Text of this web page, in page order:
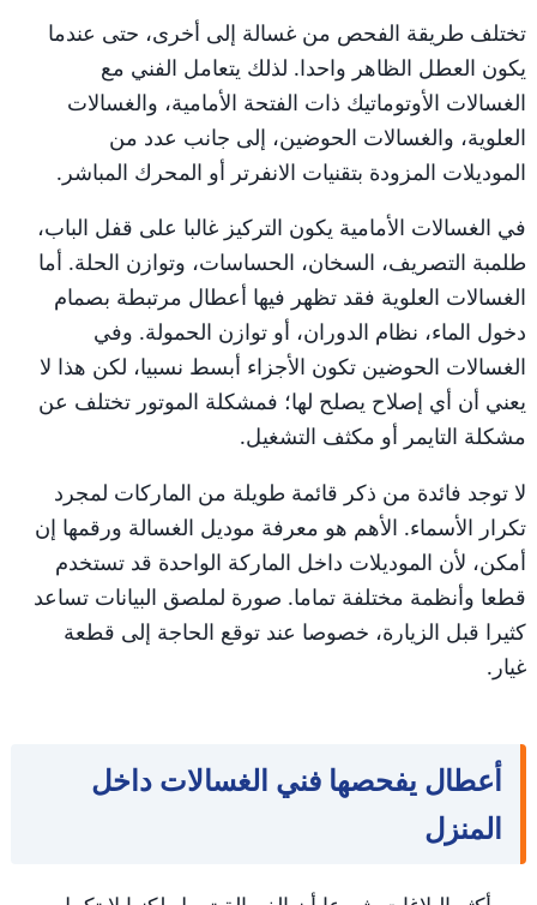
تختلف طريقة الفحص من غسالة إلى أخرى، حتى عندما
يكون العطل الظاهر واحدا. لذلك يتعامل الفني مع
الغسالات الأوتوماتيك ذات الفتحة الأمامية، والغسالات
العلوية، والغسالات الحوضين، إلى جانب عدد من
الموديلات المزودة بتقنيات الانفرتر أو المحرك المباشر.
في الغسالات الأمامية يكون التركيز غالبا على قفل الباب،
طلمبة التصريف، السخان، الحساسات، وتوازن الحلة. أما
الغسالات العلوية فقد تظهر فيها أعطال مرتبطة بصمام
دخول الماء، نظام الدوران، أو توازن الحمولة. وفي
الغسالات الحوضين تكون الأجزاء أبسط نسبيا، لكن هذا لا
يعني أن أي إصلاح يصلح لها؛ فمشكلة الموتور تختلف عن
مشكلة التايمر أو مكثف التشغيل.
لا توجد فائدة من ذكر قائمة طويلة من الماركات لمجرد
تكرار الأسماء. الأهم هو معرفة موديل الغسالة ورقمها إن
أمكن، لأن الموديلات داخل الماركة الواحدة قد تستخدم
قطعا وأنظمة مختلفة تماما. صورة لملصق البيانات تساعد
كثيرا قبل الزيارة، خصوصا عند توقع الحاجة إلى قطعة
غيار.
أعطال يفحصها فني الغسالات داخل
المنزل